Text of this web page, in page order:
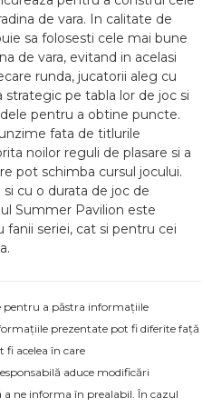
de vara. In calitate de
sa folosesti cele mai bune
de vara, evitand in acelasi
runda, jucatorii aleg cu
strategic pe tabla lor de joc si
pentru a obtine puncte.
fata de titlurile
noilor reguli de plasare si a
pot schimba cursul jocului.
cu o durata de joc de
Summer Pavilion este
seriei, cat si pentru cei
pentru a păstra informațiile
prezentate pot fi diferite față
fi acelea în care
aduce modificări
a ne informa în prealabil. În cazul